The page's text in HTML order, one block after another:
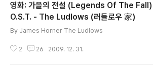
영화: 가을의 전설 (Legends Of The Fall)
O.S.T. - The Ludlows (러들로우 家)
By James Horner The Ludlows
2 26 2009. 12. 31.